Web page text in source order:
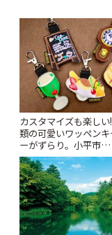
カスタマイズも楽し
類の可愛いワッペン
ーがずらり。小平市
「Kimamaya T&K」 |
ぷ